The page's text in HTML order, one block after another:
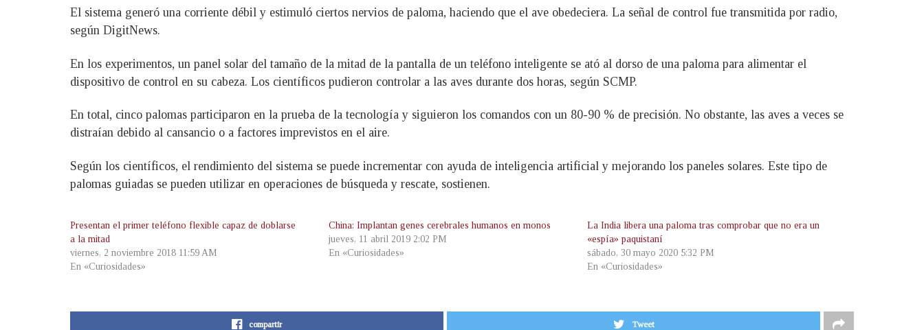
El sistema generó una corriente débil y estimuló ciertos nervios de paloma, haciendo que el ave obedeciera. La señal de control fue transmitida por radio,
según DigitNews.
En los experimentos, un panel solar del tamaño de la mitad de la pantalla de un teléfono inteligente se ató al dorso de una paloma para alimentar el
dispositivo de control en su cabeza. Los científicos pudieron controlar a las aves durante dos horas, según SCMP.
En total, cinco palomas participaron en la prueba de la tecnología y siguieron los comandos con un 80-90 % de precisión. No obstante, las aves a veces se
distraían debido al cansancio o a factores imprevistos en el aire.
Según los científicos, el rendimiento del sistema se puede incrementar con ayuda de inteligencia artificial y mejorando los paneles solares. Este tipo de
palomas guiadas se pueden utilizar en operaciones de búsqueda y rescate, sostienen.
Presentan el primer teléfono flexible capaz de doblarse
a la mitad
viernes, 2 noviembre 2018 11:59 AM
En «Curiosidades»
China: Implantan genes cerebrales humanos en monos
jueves, 11 abril 2019 2:02 PM
En «Curiosidades»
La India libera una paloma tras comprobar que no era un
«espía» paquistaní
sábado, 30 mayo 2020 5:32 PM
En «Curiosidades»
compartir Tweet